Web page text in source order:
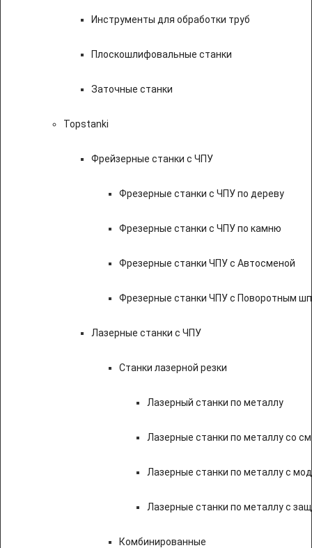
Инструменты для обработки труб
Плоскошлифовальные станки
Заточные станки
Topstanki
Фрейзерные станки с ЧПУ
Фрезерные станки с ЧПУ по дереву
Фрезерные станки с ЧПУ по камню
Фрезерные станки ЧПУ с Автосменой
Фрезерные станки ЧПУ с Поворотным
Лазерные станки с ЧПУ
Станки лазерной резки
Лазерный станки по металлу
Лазерные станки по металлу со
Лазерные станки по металлу с
Лазерные станки по металлу с
Комбинированные